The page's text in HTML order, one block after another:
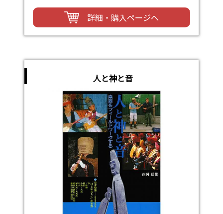
詳細・購入ページへ
人と神と音